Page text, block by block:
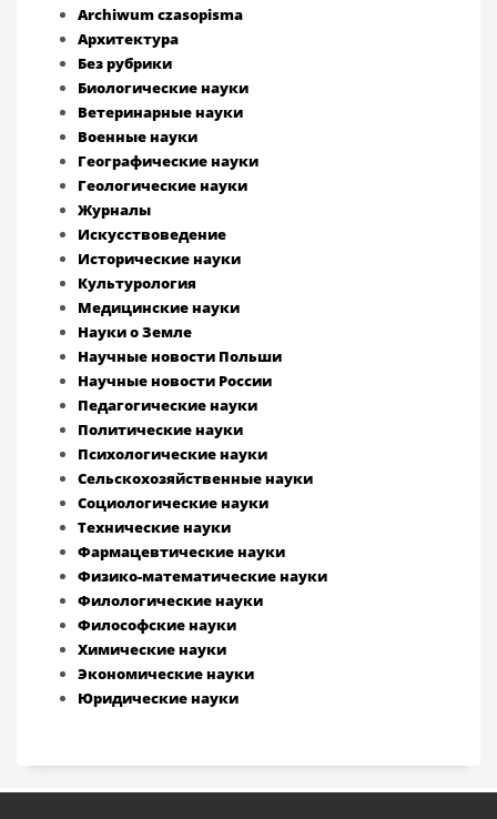
Archiwum czasopisma
Архитектура
Без рубрики
Биологические науки
Ветеринарные науки
Военные науки
Географические науки
Геологические науки
Журналы
Искусствоведение
Исторические науки
Культурология
Медицинские науки
Науки о Земле
Научные новости Польши
Научные новости России
Педагогические науки
Политические науки
Психологические науки
Сельскохозяйственные науки
Социологические науки
Технические науки
Фармацевтические науки
Физико-математические науки
Филологические науки
Философские науки
Химические науки
Экономические науки
Юридические науки